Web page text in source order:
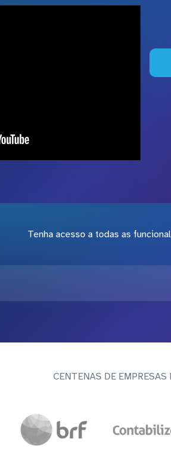
Tenha acesso a todas as
CENTENAS DE